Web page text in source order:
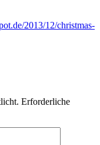
2013/12/christmas-
Erforderliche